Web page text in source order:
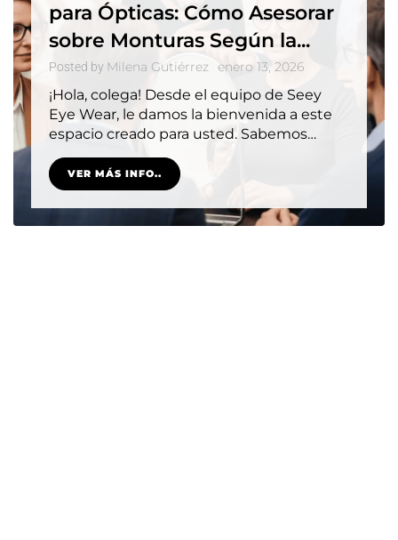
para Ópticas: Cómo Asesorar
sobre Monturas Según la...
Posted by Milena Gutiérrez enero 13, 2026
¡Hola, colega! Desde el equipo de Seey
Eye Wear, le damos la bienvenida a este
espacio creado para usted. Sabemos…
VER MÁS INFO..